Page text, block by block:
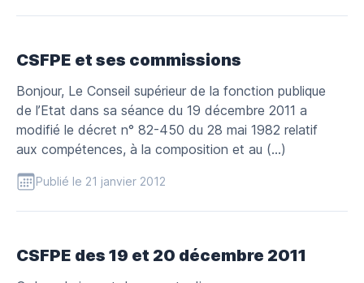
CSFPE et ses commissions
Bonjour, Le Conseil supérieur de la fonction publique
de l’Etat dans sa séance du 19 décembre 2011 a
modifié le décret n° 82-450 du 28 mai 1982 relatif
aux compétences, à la composition et au (…)
Publié le 21 janvier 2012
CSFPE des 19 et 20 décembre 2011